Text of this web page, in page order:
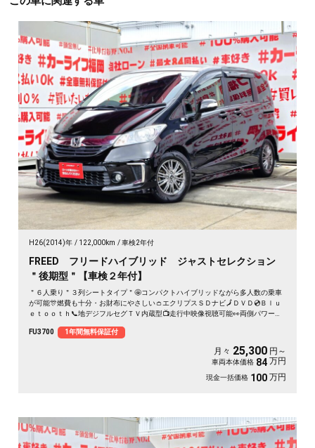
H26(2014)年 122,000km 車検2年付
FREED フリードハイブリッド ジャストセレクション
＂後期型＂【車検２年付】
＂６人乗り＂３列シートタイプ＂🤩コンパクトハイブリッドながら多人数の乗車
が可能🎊燃費も十分・お財布にやさしい👛エクリプスＳＤナビ🗾ＤＶＤ💿Ｂｌｕ
ｅｔｏｏｔｈ📞地デジフルセグＴＶ内蔵型📺走行中映像視聴可能👀両側パワース
クルーズコントロール機能付・高速道路も運転楽々👏ＨＩＤヘッドライト＆ＬＥ
FU3700 1年間無料保証付
月々 25,300 円～
車両本体価格 84 万円
現金一括価格 100 万円